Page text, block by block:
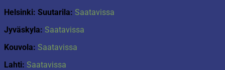
Helsinki: Suutarila: Saatavissa
Jyväskyla: Saatavissa
Kouvola: Saatavissa
Lahti: Saatavissa